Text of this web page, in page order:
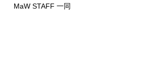
MaW STAFF 一同